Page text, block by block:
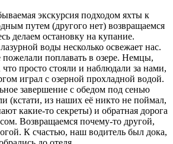
экскурсия подходом яхты к
путем (другого нет) возвращаемся
делаем остановку на купание.
воды несколько освежает нас.
пожелали поплавать в озере. Немцы,
что просто стояли и наблюдали за нами,
играл с озерной прохладной водой.
завершение с обедом под сенью
(кстати, из наших её никто не поймал,
какие-то секреты) и обратная дорога
Возвращаемся почему-то другой,
К счастью, наш водитель был дока,